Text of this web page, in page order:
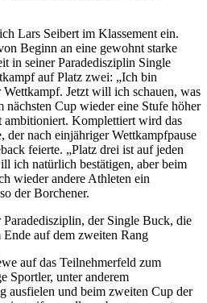
Lars Seibert im Klassement ein.
Beginn an eine gewohnt starke
in seiner Paradedisziplin Single
auf Platz zwei: „Ich bin
Jetzt will ich schauen, was
nächsten Cup wieder eine Stufe höher
ambitioniert. Komplettiert wird das
der nach einjähriger Wettkampfpause
feierte. „Platz drei ist auf jeden
ich natürlich bestätigen, aber beim
wieder andere Athleten ein
der Borchener.
auf das Teilnehmerfeld zum
Sportler, unter anderem
ausfielen und beim zweiten Cup der